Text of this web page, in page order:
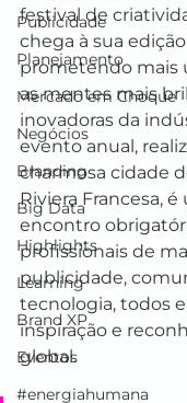
Publicidade
Planejamento
Mercado em Choque
Negócios
Branding
Big Data
Highlights
Learning
Brand XP
Eventos
#energiahumana
festival de
chega à sua
prometendo mais
as mentes mais
inovadoras da
evento anual,
charmosa cidade
Riviera Francesa,
encontro
profissionais de
publicidade,
tecnologia, todos
inspiração e
global.